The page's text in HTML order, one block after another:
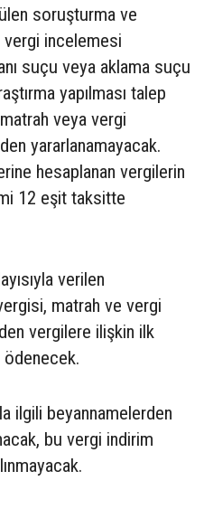
soruşturma ve
vergi incelemesi
suçu veya aklama suçu
yapılması talep
veya vergi
yararlanamayacak.
hesaplanan vergilerin
12 eşit taksitte
verilen
matrah ve vergi
vergilere ilişkin ilk
ilgili beyannamelerden
bu vergi indirim